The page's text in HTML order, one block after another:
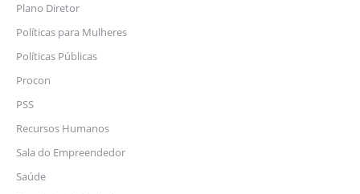
Plano Diretor
Políticas para Mulheres
Políticas Públicas
Procon
PSS
Recursos Humanos
Sala do Empreendedor
Saúde